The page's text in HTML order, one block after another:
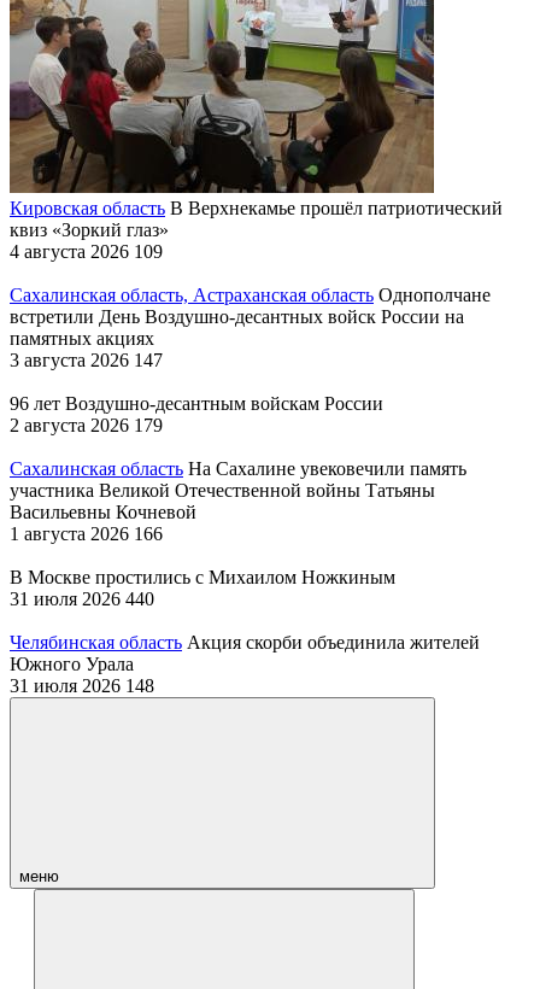
Кировская область В Верхнекамье прошёл патриотический
квиз «Зоркий глаз»
4 августа 2026 109
Сахалинская область, Астраханская область Однополчане
встретили День Воздушно-десантных войск России на
памятных акциях
3 августа 2026 147
96 лет Воздушно-десантным войскам России
2 августа 2026 179
Сахалинская область На Сахалине увековечили память
участника Великой Отечественной войны Татьяны
Васильевны Кочневой
1 августа 2026 166
В Москве простились с Михаилом Ножкиным
31 июля 2026 440
Челябинская область Акция скорби объединила жителей
Южного Урала
31 июля 2026 148
меню